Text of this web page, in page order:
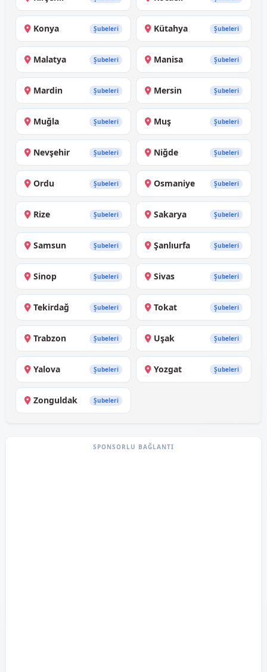
Konya Şubeleri Kütahya Şubeleri
Malatya Şubeleri Manisa Şubeleri
Mardin Şubeleri Mersin Şubeleri
Muğla Şubeleri Muş Şubeleri
Nevşehir Şubeleri Niğde Şubeleri
Ordu Şubeleri Osmaniye Şubeleri
Rize Şubeleri Sakarya Şubeleri
Samsun Şubeleri Şanlıurfa Şubeleri
Sinop Şubeleri Sivas Şubeleri
Tekirdağ Şubeleri Tokat Şubeleri
Trabzon Şubeleri Uşak Şubeleri
Yalova Şubeleri Yozgat Şubeleri
Zonguldak Şubeleri
SPONSORLU BAĞLANTI